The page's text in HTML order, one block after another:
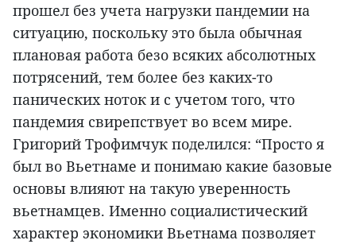
прошел без учета нагрузки пандемии на
ситуацию, поскольку это была обычная
плановая работа безо всяких абсолютных
потрясений, тем более без каких-то
панических ноток и с учетом того, что
пандемия свирепствует во всем мире.
Григорий Трофимчук поделился: “Просто я
был во Вьетнаме и понимаю какие базовые
основы влияют на такую уверенность
вьетнамцев. Именно социалистический
характер экономики Вьетнама позволяет